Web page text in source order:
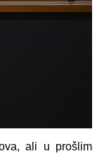
ali u prošlim